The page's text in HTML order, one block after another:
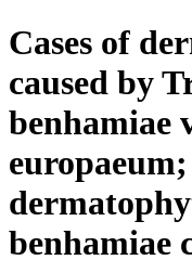
Cases of
caused by
benhamiae
benhamiae